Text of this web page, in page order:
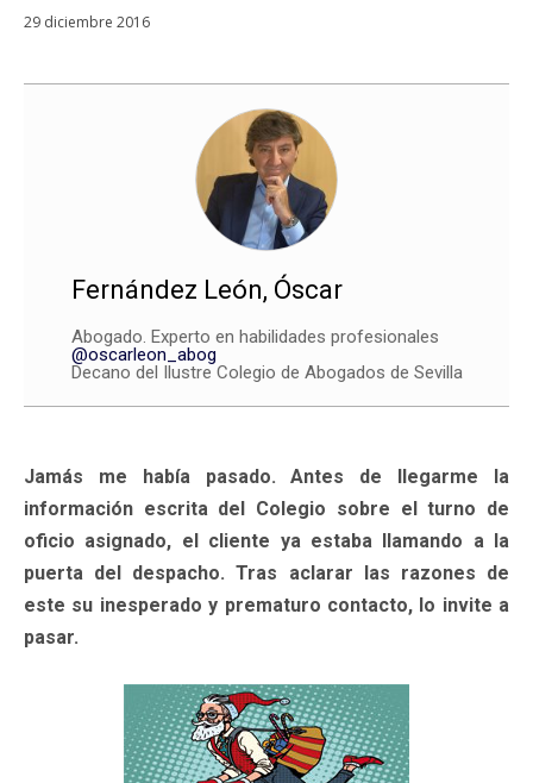
29 diciembre 2016
Fernández León, Óscar
Abogado. Experto en habilidades profesionales
@oscarleon_abog
Decano del Ilustre Colegio de Abogados de Sevilla
Jamás me había pasado. Antes de llegarme la
información escrita del Colegio sobre el turno de
oficio asignado, el cliente ya estaba llamando a la
puerta del despacho. Tras aclarar las razones de
este su inesperado y prematuro contacto, lo invite a
pasar.